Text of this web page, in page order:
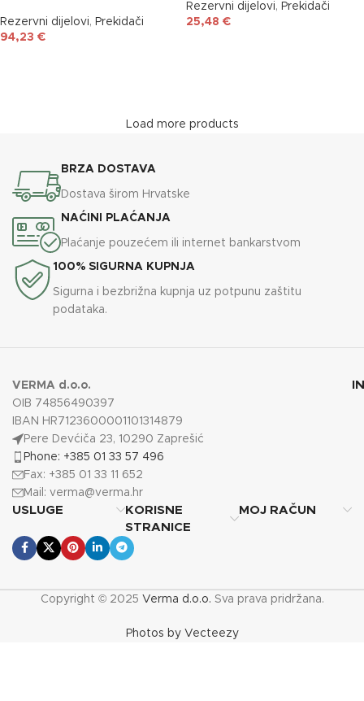
Rezervni dijelovi, Prekidači
94,23 €
Rezervni dijelovi, Prekidači
25,48 €
Load more products
BRZA DOSTAVA
Dostava širom Hrvatske
NAĆINI PLAĆANJA
Plaćanje pouzećem ili internet bankarstvom
100% SIGURNA KUPNJA
Sigurna i bezbrižna kupnja uz potpunu zaštitu
podataka.
VERMA d.o.o.
OIB 74856490397
IBAN HR7123600001101314879
Pere Devćiča 23, 10290 Zaprešić
Phone: +385 01 33 57 496
Fax: +385 01 33 11 652
Mail: verma@verma.hr
USLUGE
KORISNE
STRANICE
MOJ RAČUN
Copyright © 2025 Verma d.o.o. Sva prava pridržana.
Photos by Vecteezy